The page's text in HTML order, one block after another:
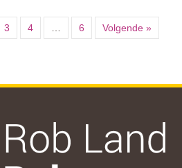
3 4 … 6 Volgende »